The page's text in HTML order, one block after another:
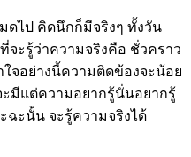
ดไป คิดนึกก็มีจริงๆ ทั้งวัน
จะรู้ว่าความจริงคือ ชั่วคราว
ใจอย่างนี้ความติดข้องจะน้อย
ะมีแต่ความอยากรู้นั่นอยากรู้
ฉะนั้น จะรู้ความจริงได้